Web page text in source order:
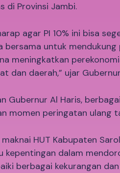
di Provinsi Jambi.
agar PI 10% ini bisa
bersama untuk
meningkatkan
dan daerah,” ujar
Gubernur Al Haris,
momen peringatan ulang
HUT Kabupaten
kepentingan dalam
berbagai kekurangan